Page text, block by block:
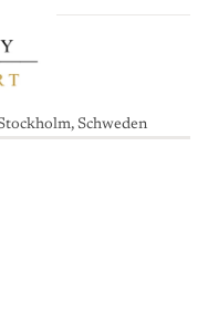
Schweden